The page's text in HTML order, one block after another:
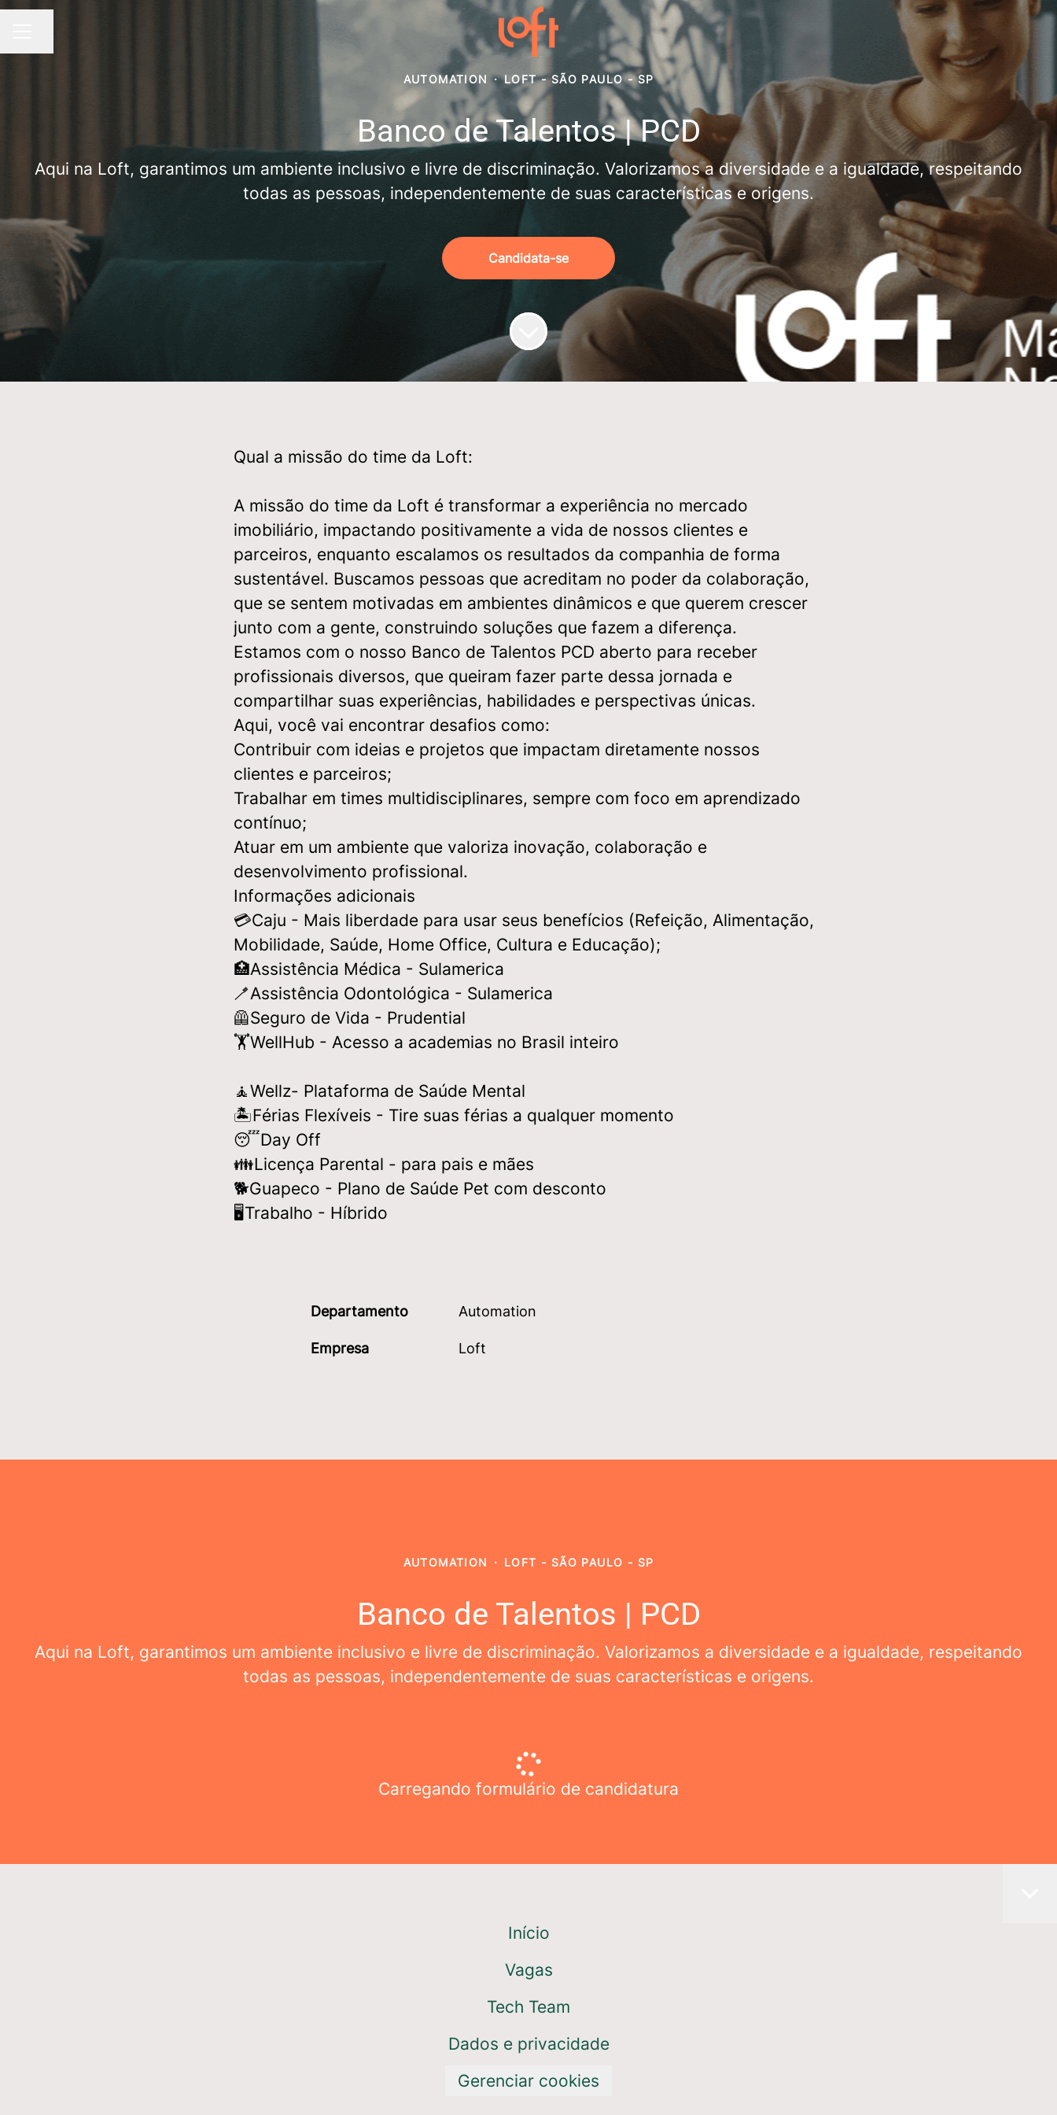
AUTOMATION · LOFT - SÃO PAULO - SP
Banco de Talentos | PCD
Aqui na Loft, garantimos um ambiente inclusivo e livre de discriminação. Valorizamos a diversidade e a igualdade, respeitando
todas as pessoas, independentemente de suas características e origens.
Candidata-se
Qual a missão do time da Loft:
A missão do time da Loft é transformar a experiência no mercado
imobiliário, impactando positivamente a vida de nossos clientes e
parceiros, enquanto escalamos os resultados da companhia de forma
sustentável. Buscamos pessoas que acreditam no poder da colaboração,
que se sentem motivadas em ambientes dinâmicos e que querem crescer
junto com a gente, construindo soluções que fazem a diferença.
Estamos com o nosso Banco de Talentos PCD aberto para receber
profissionais diversos, que queiram fazer parte dessa jornada e
compartilhar suas experiências, habilidades e perspectivas únicas.
Aqui, você vai encontrar desafios como:
Contribuir com ideias e projetos que impactam diretamente nossos
clientes e parceiros;
Trabalhar em times multidisciplinares, sempre com foco em aprendizado
contínuo;
Atuar em um ambiente que valoriza inovação, colaboração e
desenvolvimento profissional.
Informações adicionais
💳Caju - Mais liberdade para usar seus benefícios (Refeição, Alimentação,
Mobilidade, Saúde, Home Office, Cultura e Educação);
🏥Assistência Médica - Sulamerica
🪥Assistência Odontológica - Sulamerica
🦺Seguro de Vida - Prudential
🏋️WellHub - Acesso a academias no Brasil inteiro
🧘Wellz- Plataforma de Saúde Mental
🏝️Férias Flexíveis - Tire suas férias a qualquer momento
😴Day Off
👪Licença Parental - para pais e mães
🐕Guapeco - Plano de Saúde Pet com desconto
🖥️Trabalho - Híbrido
Departamento Automation
Empresa Loft
AUTOMATION · LOFT - SÃO PAULO - SP
Banco de Talentos | PCD
Aqui na Loft, garantimos um ambiente inclusivo e livre de discriminação. Valorizamos a diversidade e a igualdade, respeitando
todas as pessoas, independentemente de suas características e origens.
Carregando formulário de candidatura
Início
Vagas
Tech Team
Dados e privacidade
Gerenciar cookies